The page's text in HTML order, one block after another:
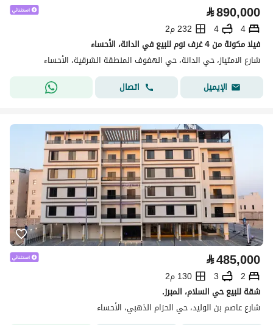
⃁890,000
4
4
232 م2
فيلا مكونة من 4 غرف نوم للبيع في الدانة، الأحساء
شارع الامتياز، حي الدانة، حي الهفوف المنطقة الشرقية، الأحساء
الإيميل
اتصال
⃁485,000
2
3
130 م2
شقة للبيع حي السلام، المبرز.
شارع عاصم بن الوليد، حي الحزام الذهبي، الأحساء